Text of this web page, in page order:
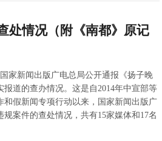
处情况（附《南都》原记
家新闻出版广电总局公开通报《扬子晚
报道的查办情况。这是自2014年中宣部等
和假新闻专项行动以来，国家新闻出版广
案件的查处情况，共有15家媒体和17名